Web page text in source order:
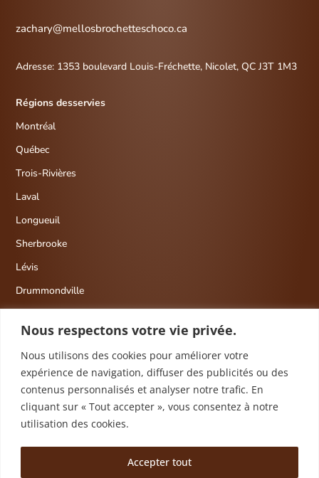
Nous respectons votre vie privée.
Nous utilisons des cookies pour améliorer votre
expérience de navigation, diffuser des publicités ou des
contenus personnalisés et analyser notre trafic. En
cliquant sur « Tout accepter », vous consentez à notre
utilisation des cookies.
Accepter tout
zachary@mellosbrochetteschoco.ca
Adresse: 1353 boulevard Louis-Fréchette, Nicolet, QC J3T 1M3
Régions desservies
Montréal
Québec
Trois-Rivières
Laval
Longueuil
Sherbrooke
Lévis
Drummondville
Tous droits réservés © 2026 Mello's - Brochettes
Chocolatées inc.
Politique de confidentialité